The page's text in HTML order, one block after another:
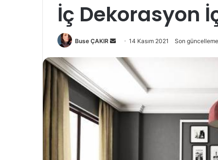
İç Dekorasyon
Buse ÇAKIR
p
o
14 Kasım 2021 Son